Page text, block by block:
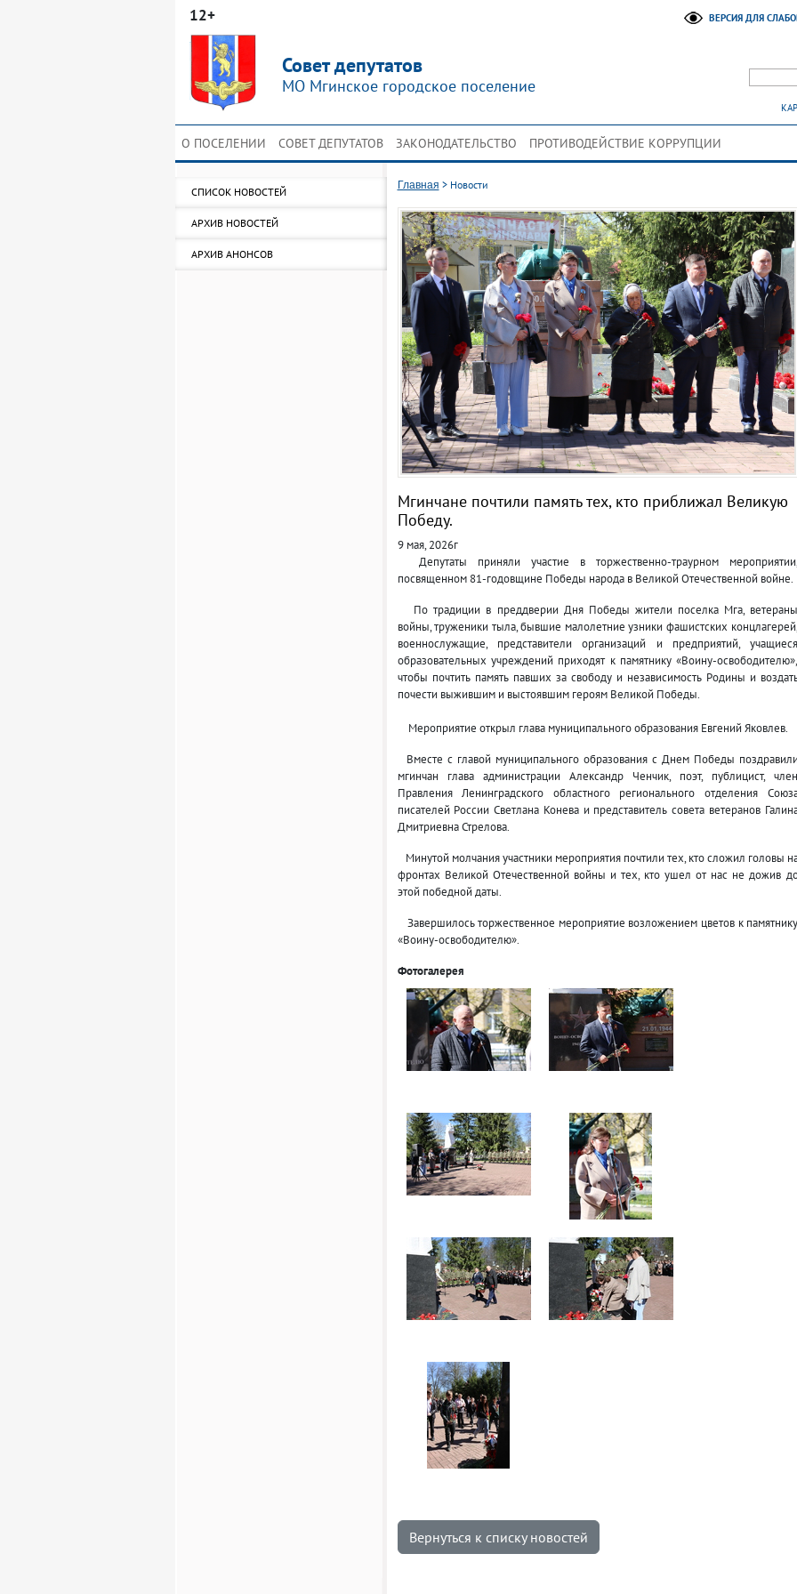
12+
Совет депутатов
МО Мгинское городское поселение
ВЕРСИЯ ДЛЯ
О ПОСЕЛЕНИИ СОВЕТ ДЕПУТАТОВ ЗАКОНОДАТЕЛЬСТВО ПРОТИВОДЕЙСТВИЕ КОРРУПЦИИ
СПИСОК НОВОСТЕЙ
АРХИВ НОВОСТЕЙ
АРХИВ АНОНСОВ
Главная > Новости
Мгинчане почтили память тех, кто приближал Великую
Победу.
9 мая, 2026г
Депутаты приняли участие в торжественно-траурном
посвященном 81-годовщине Победы народа в Великой Отечественной войне.
По традиции в преддверии Дня Победы жители поселка Мга, ветераны
войны, труженики тыла, бывшие малолетние узники фашистских
военнослужащие, представители организаций и предприятий, учащиеся
образовательных учреждений приходят к памятнику «Воину-освободителю»,
чтобы почтить память павших за свободу и независимость Родины и
почести выжившим и выстоявшим героям Великой Победы.
Мероприятие открыл глава муниципального образования Евгений Яковлев.
Вместе с главой муниципального образования с Днем Победы поздравили
мгинчан глава администрации Александр Ченчик, поэт, публицист, член
Правления Ленинградского областного регионального отделения
писателей России Светлана Конева и представитель совета ветеранов
Дмитриевна Стрелова.
Минутой молчания участники мероприятия почтили тех, кто сложил головы
фронтах Великой Отечественной войны и тех, кто ушел от нас не дожив
этой победной даты.
Завершилось торжественное мероприятие возложением цветов к памятнику
«Воину-освободителю».
Фотогалерея
Вернуться к списку новостей